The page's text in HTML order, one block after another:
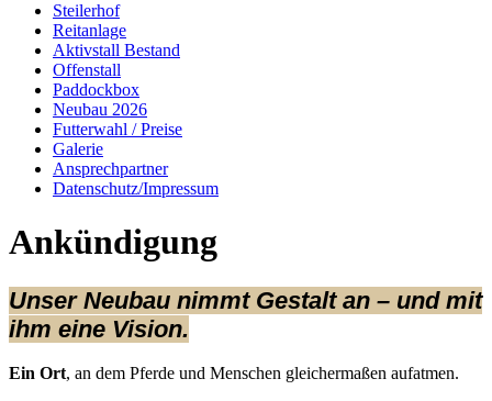
Steilerhof
Reitanlage
Aktivstall Bestand
Offenstall
Paddockbox
Neubau 2026
Futterwahl / Preise
Galerie
Ansprechpartner
Datenschutz/Impressum
Ankündigung
Unser Neubau nimmt Gestalt an – und mit
ihm eine Vision.
Ein Ort, an dem Pferde und Menschen gleichermaßen aufatmen.